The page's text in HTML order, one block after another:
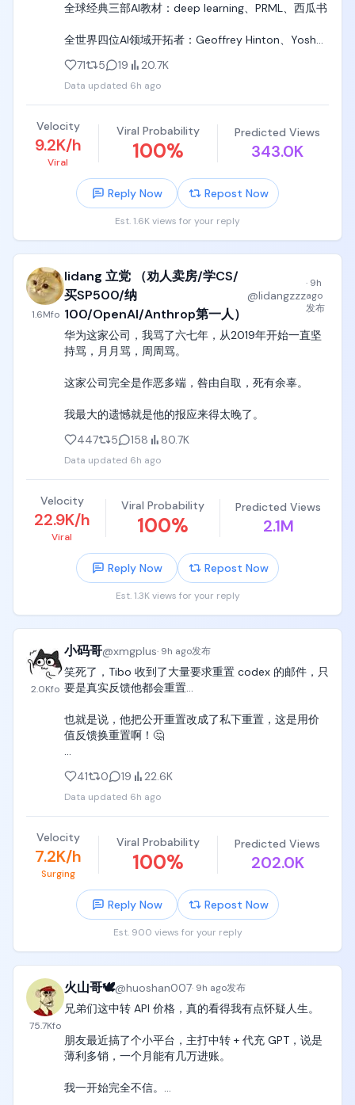
全球经典三部AI教材：deep learning、PRML、西瓜书
全世界四位AI领域开拓者：Geoffrey Hinton、Yoshua
全球AI产业爆发四大城市：湾区、伦敦、北京、南京
全球四大AI顶会：NeurIPS、ICML、ICLR、 江苏省人
工智能产业联盟成立大会
71 5 19 20.7K
Data updated 6h ago
Velocity
9.2K/h
Viral
Viral Probability
100%
Predicted Views
343.0K
Reply Now Repost Now
Est. 1.6K views for your reply
1.6Mfo
lidang 立党 （劝人卖房/学CS/
买SP500/纳
100/OpenAI/Anthrop第一人）
@lidangzzz
· 9h
ago
发布
华为这家公司，我骂了六七年，从2019年开始一直坚
持骂，月月骂，周周骂。
这家公司完全是作恶多端，咎由自取，死有余辜。
我最大的遗憾就是他的报应来得太晚了。
447
5 158 80.7K
Data updated 6h ago
Velocity
22.9K/h
Viral
Viral Probability
100%
Predicted Views
2.1M
Reply Now Repost Now
Est. 1.3K views for your reply
2.0Kfo
小码哥@xmgplus· 9h ago发布
笑死了，Tibo 收到了大量要求重置 codex 的邮件，只
要是真实反馈他都会重置…
也就是说，他把公开重置改成了私下重置，这是用价
值反馈换重置啊！🤔
https://t.co/pKyr76tAdY
41 0 19 22.6K
Data updated 6h ago
Velocity
7.2K/h
Surging
Viral Probability
100%
Predicted Views
202.0K
Reply Now Repost Now
Est. 900 views for your reply
75.7Kfo
火山哥🕊️@huoshan007· 9h ago发布
兄弟们这中转 API 价格，真的看得我有点怀疑人生。
朋友最近搞了个小平台，主打中转 + 代充 GPT，说是
薄利多销，一个月能有几万进账。
我一开始完全不信。